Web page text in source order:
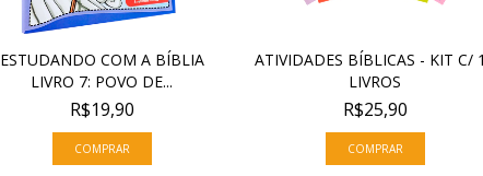
ESTUDANDO COM A BÍBLIA
LIVRO 7: POVO DE...
R$19,90
ATIVIDADES BÍBLICAS - KIT C/
LIVROS
R$25,90